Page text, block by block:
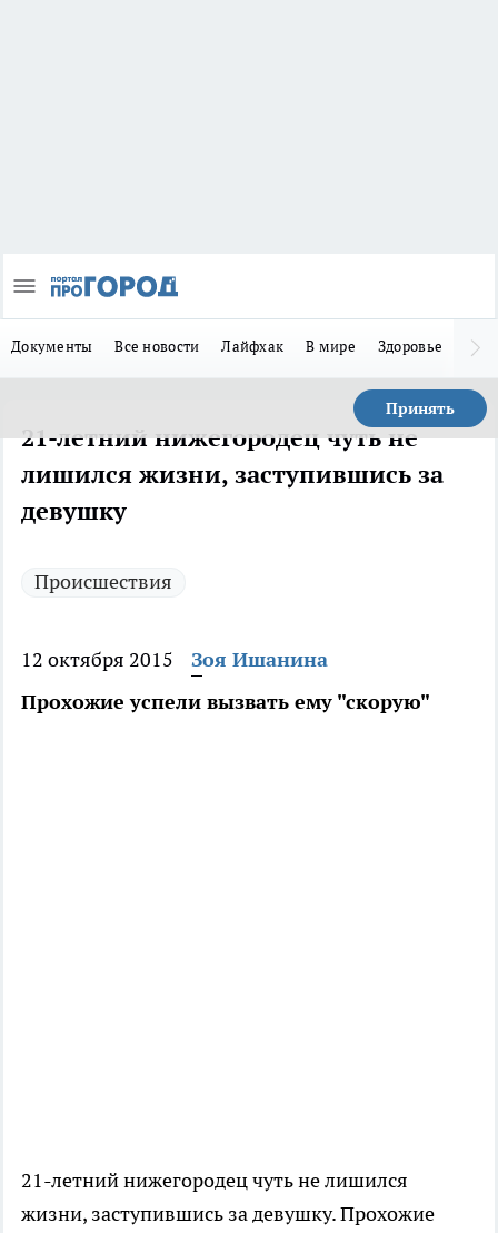
Документы Все новости Лайфхак В мире Здоровье
Принять
21-летний нижегородец чуть не
лишился жизни, заступившись за
девушку
Происшествия
12 октября 2015
Зоя Ишанина
Прохожие успели вызвать ему "скорую"
21-летний нижегородец чуть не лишился
жизни, заступившись за девушку. Прохожие